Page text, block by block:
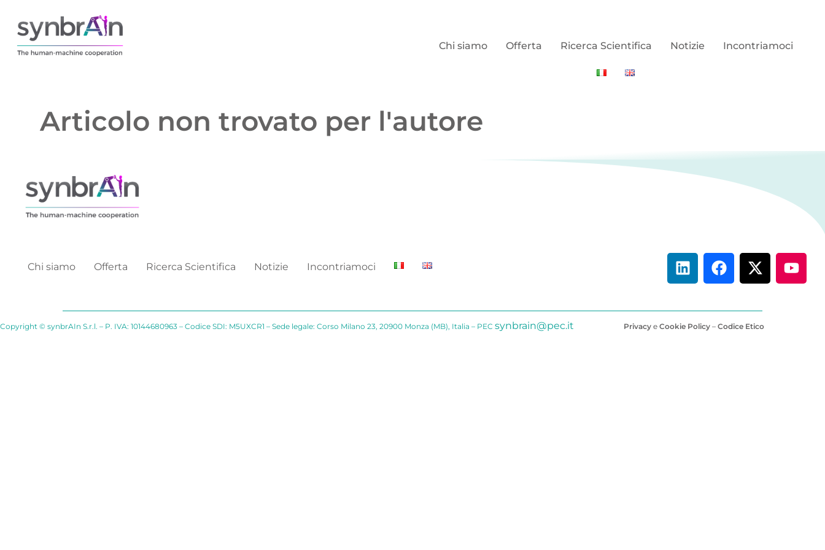
Chi siamo Offerta Ricerca Scientifica Notizie Incontriamoci
Articolo non trovato per l'autore
Chi siamo Offerta Ricerca Scientifica Notizie Incontriamoci
Copyright © synbrAIn S.r.l. – P. IVA: 10144680963 – Codice SDI: M5UXCR1 – Sede legale: Corso Milano 23, 20900 Monza (MB), Italia – PEC synbrain@pec.it Privacy e Cookie Policy – Codice Etico